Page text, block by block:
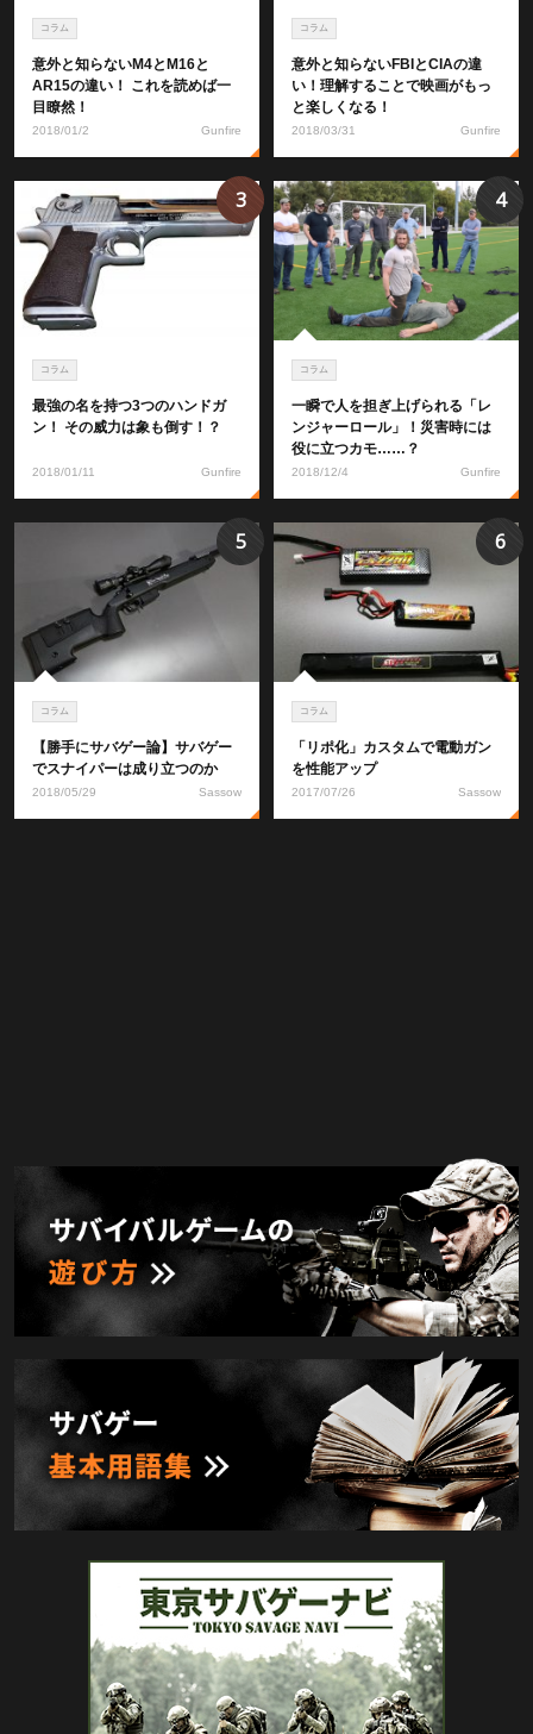
コラム
意外と知らないM4とM16と
AR15の違い！ これを読めば一
目瞭然！
2018/01/2 Gunfire
コラム
意外と知らないFBIとCIAの違
い！理解することで映画がもっ
と楽しくなる！
2018/03/31 Gunfire
コラム
最強の名を持つ3つのハンドガ
ン！ その威力は象も倒す！？
2018/01/11 Gunfire
3
コラム
一瞬で人を担ぎ上げられる「レ
ンジャーロール」！災害時には
役に立つカモ……？
2018/12/4 Gunfire
4
コラム
【勝手にサバゲー論】サバゲー
でスナイパーは成り立つのか
2018/05/29 Sassow
5
コラム
「リポ化」カスタムで電動ガン
を性能アップ
2017/07/26 Sassow
6